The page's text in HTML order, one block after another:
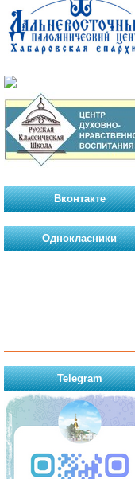
Вконтакте
Однокласники
Telegram